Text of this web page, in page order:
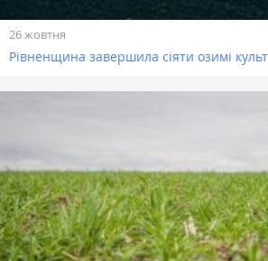
26 жовтня
Рівненщина завершила сіяти озимі